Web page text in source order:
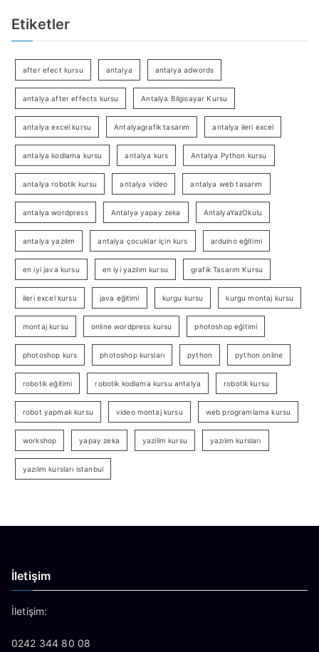
Etiketler
after efect kursu antalya antalya adwords
antalya after effects kursu Antalya Bilgisayar Kursu
antalya excel kursu Antalyagrafik tasarım antalya ileri excel
antalya kodlama kursu antalya kurs Antalya Python kursu
antalya robotik kursu antalya video antalya web tasarım
antalya wordpress Antalya yapay zeka AntalyaYazOkulu
antalya yazılım antalya çocuklar için kurs arduino eğitimi
en iyi java kursu en iyi yazılım kursu grafik Tasarım Kursu
ileri excel kursu java eğitimi kurgu kursu kurgu montaj kursu
montaj kursu online wordpress kursu photoshop eğitimi
photoshop kurs photoshop kursları python python online
robotik eğitimi robotik kodlama kursu antalya robotik kursu
robot yapmak kursu video montaj kursu web programlama kursu
workshop yapay zeka yazilim kursu yazılım kursları
yazılım kursları istanbul
İletişim
İletişim:
0242 344 80 08